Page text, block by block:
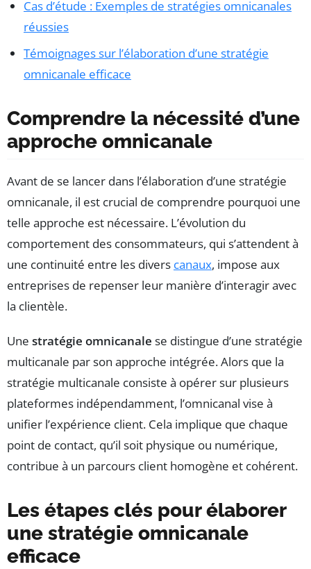
Cas d’étude : Exemples de stratégies omnicanales
réussies
Témoignages sur l’élaboration d’une stratégie
omnicanale efficace
Comprendre la nécessité d’une
approche omnicanale
Avant de se lancer dans l’élaboration d’une stratégie
omnicanale, il est crucial de comprendre pourquoi une
telle approche est nécessaire. L’évolution du
comportement des consommateurs, qui s’attendent à
une continuité entre les divers canaux, impose aux
entreprises de repenser leur manière d’interagir avec
la clientèle.
Une stratégie omnicanale se distingue d’une stratégie
multicanale par son approche intégrée. Alors que la
stratégie multicanale consiste à opérer sur plusieurs
plateformes indépendamment, l’omnicanal vise à
unifier l’expérience client. Cela implique que chaque
point de contact, qu’il soit physique ou numérique,
contribue à un parcours client homogène et cohérent.
Les étapes clés pour élaborer
une stratégie omnicanale
efficace